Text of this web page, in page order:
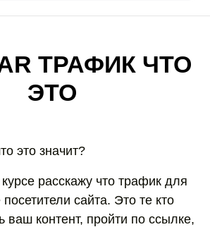
ТРАФИК ЧТО
ЭТО
это значит?
расскажу что трафик для
сайта. Это те кто
ваш контент, пройти по ссылке,